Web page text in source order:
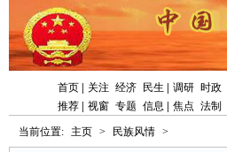
首页 关注 经济 民生 调研 时政
推荐
视窗 专题 信息 焦点 法制
当前位置: 主页 > 民族风情 >